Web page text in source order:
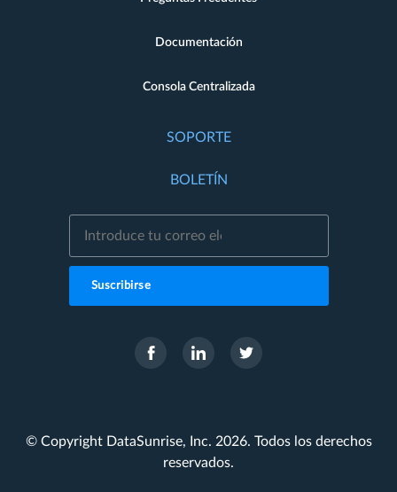
Documentación
Consola Centralizada
SOPORTE
BOLETÍN
Suscribirse
© Copyright DataSunrise, Inc. 2026. Todos los derechos
reservados.